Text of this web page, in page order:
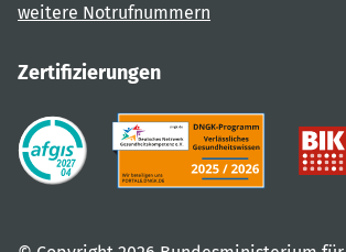
weitere Notrufnummern
Zertifizierungen